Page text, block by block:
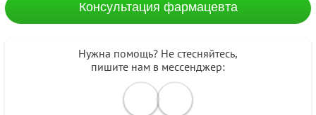
Консультация фармацевта
Нужна помощь? Не стесняйтесь,
пишите нам в мессенджер: